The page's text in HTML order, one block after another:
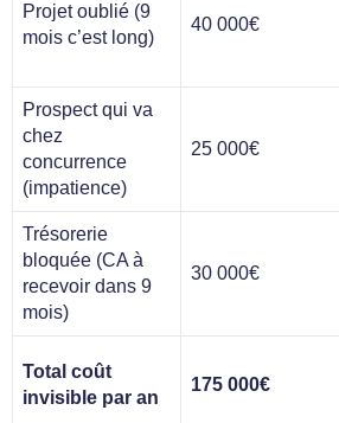
Projet oublié (9
mois c’est long)
40 000€
Prospect qui va
chez
concurrence
(impatience)
25 000€
Trésorerie
bloquée (CA à
recevoir dans 9
mois)
30 000€
Total coût
invisible par an
175 000€